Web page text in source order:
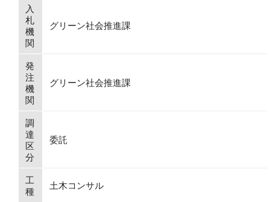
入
札
機
関
グリーン社会推進課
発
注
機
関
グリーン社会推進課
調
達
区
分
委託
工
種
土木コンサル